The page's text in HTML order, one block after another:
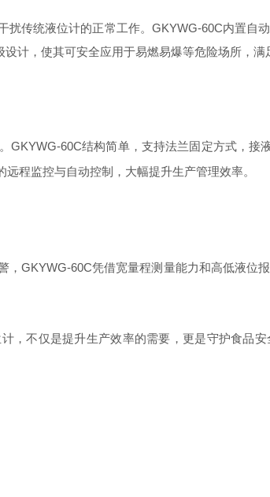
传统液位计的正常工作。 GKYWG-60C内置自
计，使其可安全应用于易燃易爆等危险场所，满
GKYWG-60C结构简单，支持法兰固定方式，接
远程监控与自动控制，大幅提升生产管理效率。
， GKYWG-60C凭借宽量程测量能力和高低液位
，不仅是提升生产效率的需要，更是守护食品安